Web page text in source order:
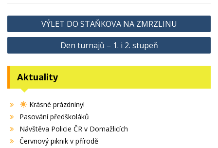
Navigace
pro
VÝLET DO STAŇKOVA NA ZMRZLINU
Den turnajů – 1. i 2. stupeň
Aktuality
Krásné prázdniny!
Pasování předškoláků
Návštěva Policie ČR v Domažlicích
Červnový piknik v přírodě